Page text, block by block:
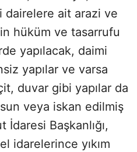
ait arazi ve
hüküm ve tasarrufu
yapılacak, daimi
yapılar ve varsa
duvar gibi yapılar da
veya iskan edilmiş
Başkanlığı,
idarelerince yıkım